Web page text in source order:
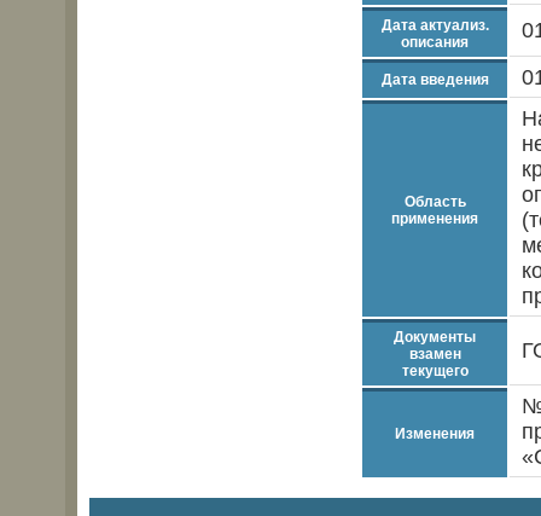
Дата актуализ.
описания
Дата введения
Область
применения
Документы
взамен
текущего
Изменения